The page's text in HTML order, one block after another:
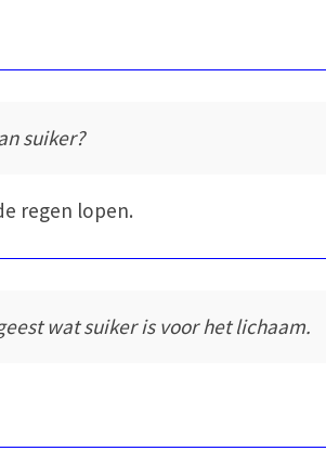
suiker?
regen lopen.
wat suiker is voor het lichaam.